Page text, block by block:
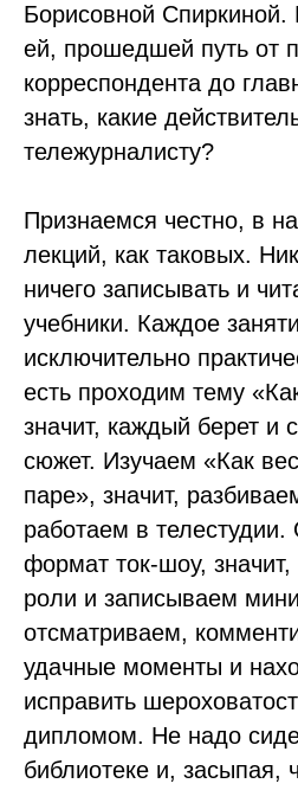
Борисовной Спиркиной.
ей, прошедшей путь от
корреспондента до
знать, какие
тележурналисту?
Признаемся честно, в
лекций, как таковых.
ничего записывать и
учебники. Каждое
исключительно
есть проходим тему
значит, каждый берет и
сюжет. Изучаем «Как
паре», значит,
работаем в
формат ток-шоу,
роли и записываем
отсматриваем,
удачные моменты и
исправить
дипломом. Не надо
библиотеке и, засыпая,